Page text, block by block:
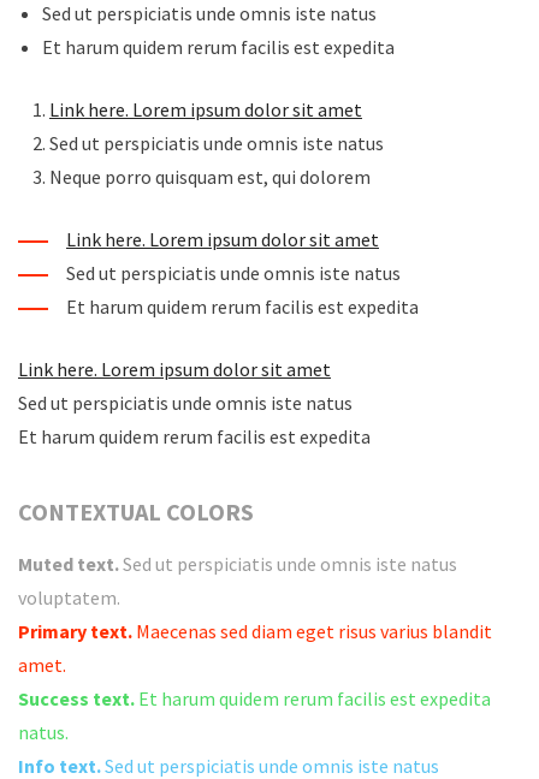
Sed ut perspiciatis unde omnis iste natus
Et harum quidem rerum facilis est expedita
Link here. Lorem ipsum dolor sit amet
Sed ut perspiciatis unde omnis iste natus
Neque porro quisquam est, qui dolorem
Link here. Lorem ipsum dolor sit amet
Sed ut perspiciatis unde omnis iste natus
Et harum quidem rerum facilis est expedita
Link here. Lorem ipsum dolor sit amet
Sed ut perspiciatis unde omnis iste natus
Et harum quidem rerum facilis est expedita
CONTEXTUAL COLORS
Muted text.Sed ut perspiciatis unde omnis iste natus
voluptatem.
Primary text. Maecenas sed diam eget risus varius blandit
amet.
Success text. Et harum quidem rerum facilis est expedita
natus.
Info text.Sed ut perspiciatis unde omnis iste natus